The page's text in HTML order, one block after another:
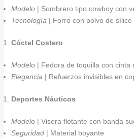
Modelo| Sombrero tipo cowboy con
Tecnología | Forro con polvo de sílice
Cóctel Costero
Modelo| Fedora de toquilla con cinta
Elegancia | Refuerzos invisibles en
Deportes Náuticos
Modelo| Visera flotante con banda
Seguridad| Material boyante